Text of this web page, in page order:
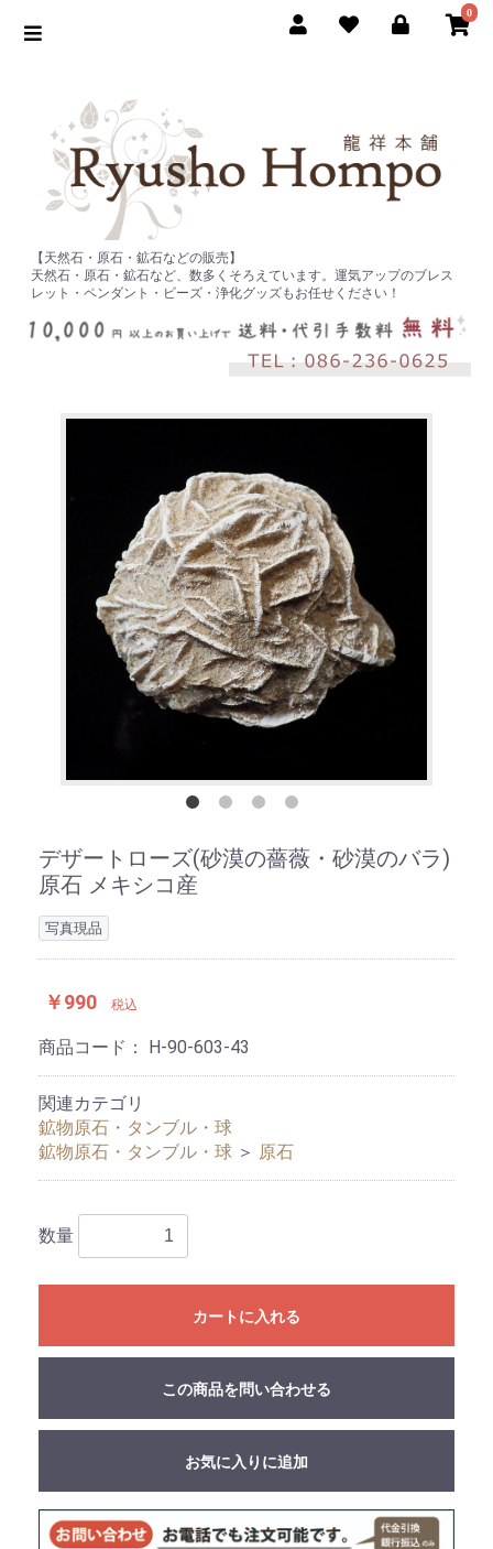
0
【天然石・原石・鉱石などの販売】
天然石・原石・鉱石など、数多くそろえています。運気アップのブレス
レット・ペンダント・ビーズ・浄化グッズもお任せください！
デザートローズ(砂漠の薔薇・砂漠のバラ)
原石 メキシコ産
写真現品
￥990 税込
商品コード： H-90-603-43
関連カテゴリ
鉱物原石・タンブル・球
鉱物原石・タンブル・球 ＞ 原石
数量
カートに入れる
この商品を問い合わせる
お気に入りに追加